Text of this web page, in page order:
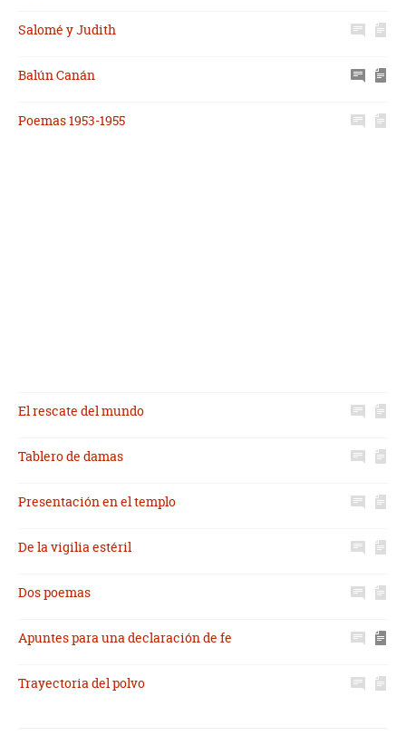
Salomé y Judith
Balún Canán
Poemas 1953-1955
El rescate del mundo
Tablero de damas
Presentación en el templo
De la vigilia estéril
Dos poemas
Apuntes para una declaración de fe
Trayectoria del polvo